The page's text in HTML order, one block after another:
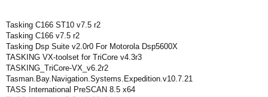
Tasking C166 ST10 v7.5 r2
Tasking C166 v7.5 r2
Tasking Dsp Suite v2.0r0 For Motorola Dsp5600X
TASKING VX-toolset for TriCore v4.3r3
TASKING_TriCore-VX_v6.2r2
Tasman.Bay.Navigation.Systems.Expedition.v10.7.21
TASS International PreSCAN 8.5 x64